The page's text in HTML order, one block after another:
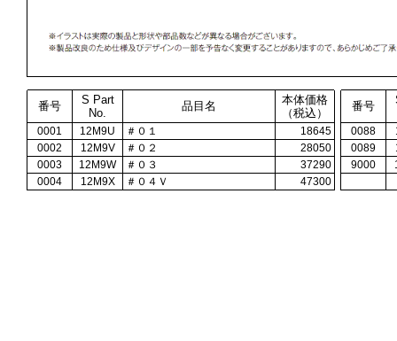
番号
S Part
No.
品目名
本体価格
（税込）
番号
0001 12M9U ＃０１ 18645 0088
0002
12M9V ＃０２ 28050 0089
0003
12M9W ＃０３ 37290 9000
0004
12M9X ＃０４Ｖ 47300